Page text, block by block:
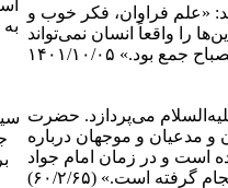
«علم فراوان، فکر خوب و
را واقعاً انسان نمی‌تواند
بود.» ۱۴۰۱/۱۰/۰۵
می‌پردازد. حضرت
و مدعیان و موجهان درباره
است و در زمان امام جواد
است.» (۶۰/۲/۶۵)